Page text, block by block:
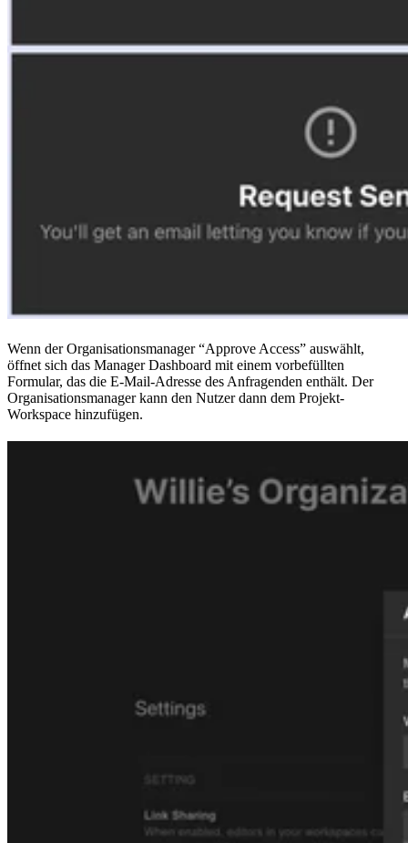
Wenn der Organisationsmanager “Approve Access” auswählt,
öffnet sich das Manager Dashboard mit einem vorbefüllten
Formular, das die E-Mail-Adresse des Anfragenden enthält. Der
Organisationsmanager kann den Nutzer dann dem Projekt-
Workspace hinzufügen.